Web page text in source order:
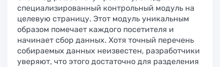
специализированный контрольный модуль на
целевую страницу. Этот модуль уникальным
образом помечает каждого посетителя и
начинает сбор данных. Хотя точный перечень
собираемых данных неизвестен, разработчики
уверяют, что этого достаточно для разделения